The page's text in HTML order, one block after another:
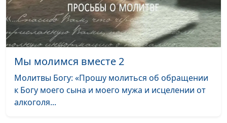
Мы молимся вместе 2
Молитвы Богу: «Прошу молиться об обращении
к Богу моего сына и моего мужа и исцелении от
алкоголя...